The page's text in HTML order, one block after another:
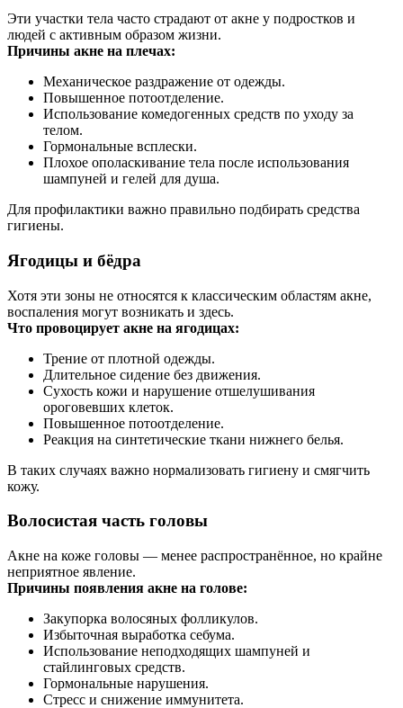
Эти участки тела часто страдают от акне у подростков и
людей с активным образом жизни.
Причины акне на плечах:
Механическое раздражение от одежды.
Повышенное потоотделение.
Использование комедогенных средств по уходу за
телом.
Гормональные всплески.
Плохое ополаскивание тела после использования
шампуней и гелей для душа.
Для профилактики важно правильно подбирать средства
гигиены.
Ягодицы и бёдра
Хотя эти зоны не относятся к классическим областям акне,
воспаления могут возникать и здесь.
Что провоцирует акне на ягодицах:
Трение от плотной одежды.
Длительное сидение без движения.
Сухость кожи и нарушение отшелушивания
ороговевших клеток.
Повышенное потоотделение.
Реакция на синтетические ткани нижнего белья.
В таких случаях важно нормализовать гигиену и смягчить
кожу.
Волосистая часть головы
Акне на коже головы — менее распространённое, но крайне
неприятное явление.
Причины появления акне на голове:
Закупорка волосяных фолликулов.
Избыточная выработка себума.
Использование неподходящих шампуней и
стайлинговых средств.
Гормональные нарушения.
Стресс и снижение иммунитета.